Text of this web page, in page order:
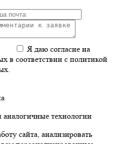
Я даю согласие на
в соответствии с политикой
технологии
сайта, анализировать